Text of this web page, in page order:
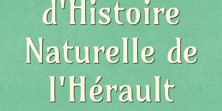
d'Histoire
Naturelle de
l'Hérault